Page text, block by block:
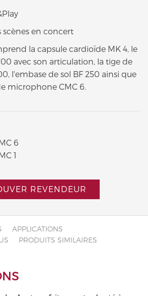
scènes en concert
la capsule cardioïde MK 4, le
avec son articulation, la tige de
l'embase de sol BF 250 ainsi que
microphone CMC 6.
6
1
REVENDEUR
APPLICATIONS
PRODUITS SIMILAIRES